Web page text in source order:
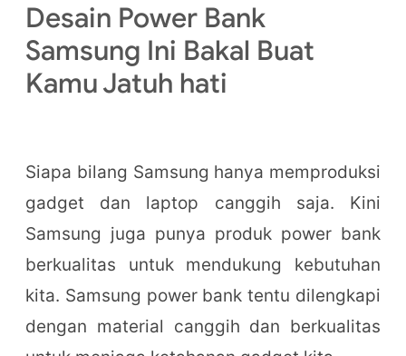
Desain Power Bank
Samsung Ini Bakal Buat
Kamu Jatuh hati
Siapa bilang Samsung hanya memproduksi
gadget dan laptop canggih saja. Kini
Samsung juga punya produk power bank
berkualitas untuk mendukung kebutuhan
kita. Samsung power bank tentu dilengkapi
dengan material canggih dan berkualitas